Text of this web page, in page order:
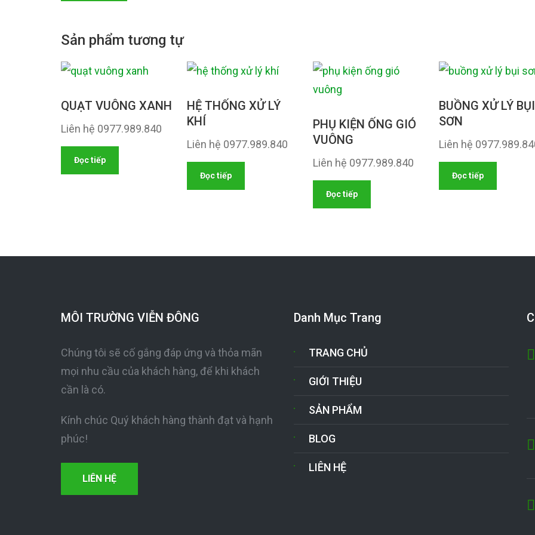
Sản phẩm tương tự
QUẠT VUÔNG XANH
Liên hệ 0977.989.840
Đọc tiếp
HỆ THỐNG XỬ LÝ
KHÍ
Liên hệ 0977.989.840
Đọc tiếp
PHỤ KIỆN ỐNG GIÓ
VUÔNG
Liên hệ 0977.989.840
Đọc tiếp
BUỒNG XỬ LÝ BỤI
SƠN
Liên hệ
Đọc tiếp
MÔI TRƯỜNG VIỄN ĐÔNG
Chúng tôi sẽ cố gắng đáp ứng và thỏa mãn
mọi nhu cầu của khách hàng, để khi khách
cần là có.
Kính chúc Quý khách hàng thành đạt và hạnh
phúc!
LIÊN HỆ
Danh Mục Trang
TRANG CHỦ
GIỚI THIỆU
SẢN PHẨM
BLOG
LIÊN HỆ